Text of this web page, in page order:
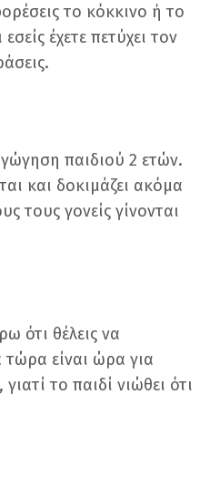
το κόκκινο ή το
έχετε πετύχει τον
παιδιού 2 ετών.
και δοκιμάζει ακόμα
τους γονείς γίνονται
ότι θέλεις να
τώρα είναι ώρα για
το παιδί νιώθει ότι